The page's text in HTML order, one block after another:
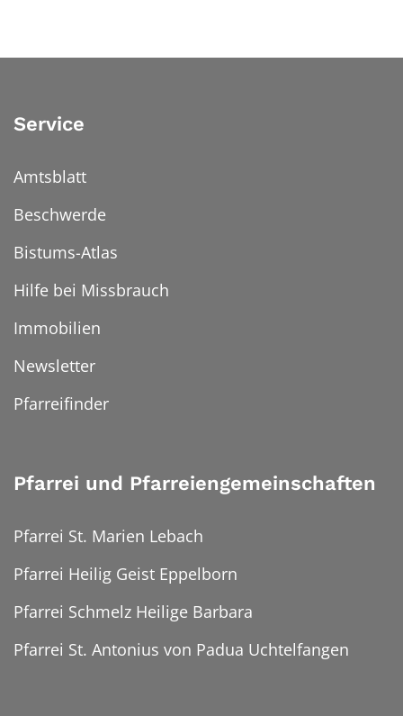
Service
Amtsblatt
Beschwerde
Bistums-Atlas
Hilfe bei Missbrauch
Immobilien
Newsletter
Pfarreifinder
Pfarrei und Pfarreiengemeinschaften
Pfarrei St. Marien Lebach
Pfarrei Heilig Geist Eppelborn
Pfarrei Schmelz Heilige Barbara
Pfarrei St. Antonius von Padua Uchtelfangen